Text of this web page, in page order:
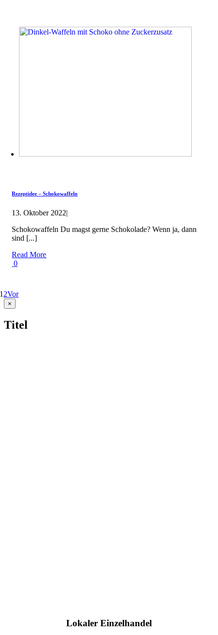
Rezeptidee – Schokowaffeln
13. Oktober 2022|
Schokowaffeln Du magst gerne Schokolade? Wenn ja, dann
sind [...]
Read More
0
12Vor
Close
product
view
×
Titel
Lokaler Einzelhandel